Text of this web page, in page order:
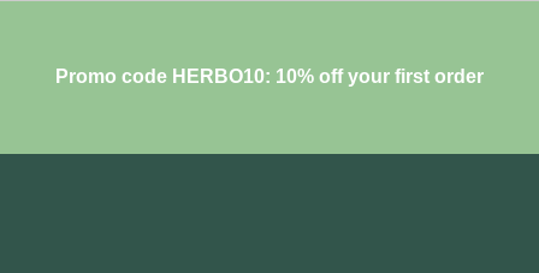
Promo code HERBO10: 10% off your first order